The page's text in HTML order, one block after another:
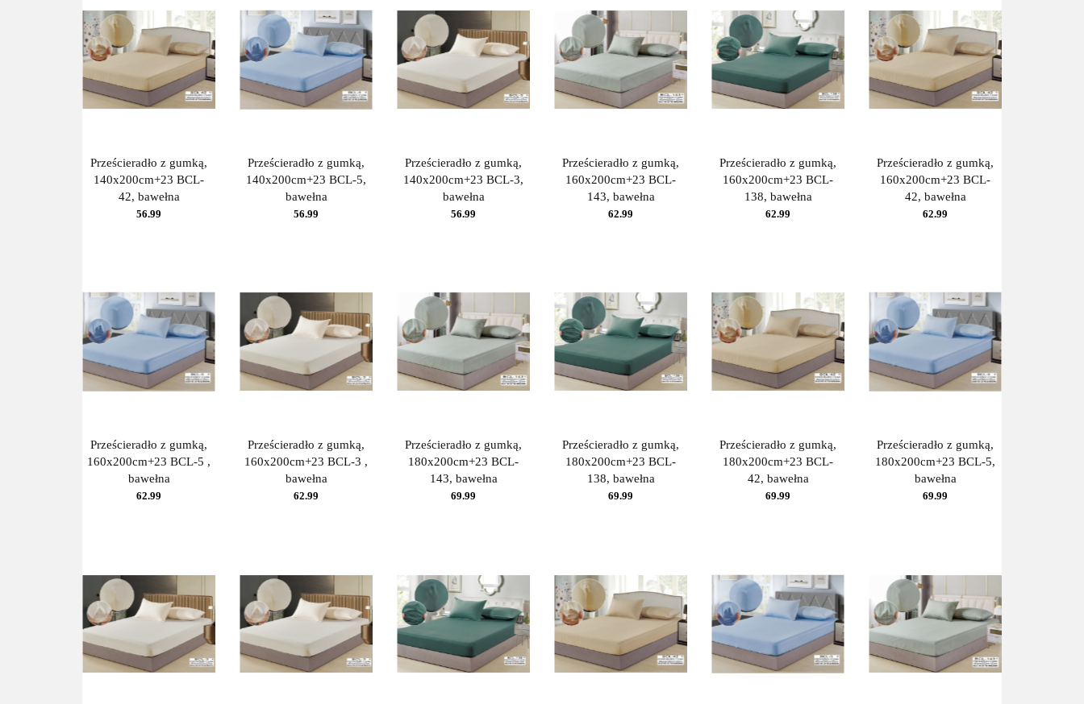
Prześcieradło z gumką,
140x200cm+23 BCL-
42, bawełna
56.99
Prześcieradło z gumką,
140x200cm+23 BCL-5,
bawełna
56.99
Prześcieradło z gumką,
140x200cm+23 BCL-3,
bawełna
56.99
Prześcieradło z gumką,
160x200cm+23 BCL-
143, bawełna
62.99
Prześcieradło z gumką,
160x200cm+23 BCL-
138, bawełna
62.99
Prześcieradło z gumką,
160x200cm+23 BCL-
42, bawełna
62.99
Prześcieradło z gumką,
160x200cm+23 BCL-5 ,
bawełna
62.99
Prześcieradło z gumką,
160x200cm+23 BCL-3 ,
bawełna
62.99
Prześcieradło z gumką,
180x200cm+23 BCL-
143, bawełna
69.99
Prześcieradło z gumką,
180x200cm+23 BCL-
138, bawełna
69.99
Prześcieradło z gumką,
180x200cm+23 BCL-
42, bawełna
69.99
Prześcieradło z gumką,
180x200cm+23 BCL-5,
bawełna
69.99